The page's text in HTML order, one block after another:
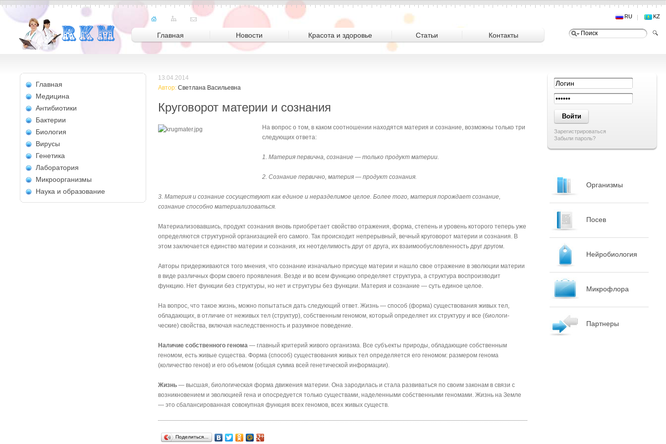
RU KZ
Главная Новости Красота и здоровье Статьи Контакты
Главная
Медицина
Антибиотики
Бактерии
Биология
Вирусы
Генетика
Лаборатория
Микроорганизмы
Наука и образование
Зарегистрироваться
Забыли пароль?
Организмы
Посев
Нейробиология
Микрофлора
Партнеры
13.04.2014
Автор: Светлана Васильевна
Круговорот материи и созна­ния
На вопрос о том, в каком соотношении находятся материя и сознание, возможны только три
следующих ответа:
1. Материя первична, сознание — только продукт материи.
2. Сознание первично, материя — продукт сознания.
3. Материя и сознание сосуществуют как единое и неразделимое целое. Более того, материя порождает сознание,
сознание способно материализоваться.
Материализовавшись, продукт сознания вновь приобретает свойство отражения, форма, степень и уровень которого теперь уже
определяются структурной организа­цией его самого. Так происходит непрерывный, вечный круговорот материи и созна­ния. В
этом заключается единство материи и сознания, их неотделимость друг от друга, их взаимообусловленность друг другом.
Авторы придерживаются того мнения, что сознание изначально присуще мате­рии и нашло свое отражение в эволюции материи
в виде различных форм своего проявления. Везде и во всем функцию определяет структура, а структура воспроиз­водит
функцию. Нет функции без структуры, но нет и структуры без функции. Мате­рия и сознание — суть единое целое.
На вопрос, что такое жизнь, можно попытаться дать следующий ответ. Жизнь — способ (форма) существования живых тел,
обладающих, в отличие от неживых тел (структур), собственным геномом, который определяет их структуру и все (биологи­
ческие) свойства, включая наследственность и разумное поведение.
Наличие соб­ственного генома — главный критерий живого организма. Все субъекты природы, обладающие собственным
геномом, есть живые существа. Форма (способ) существо­вания живых тел определяется его геномом: размером генома
(количество генов) и его объемом (общая сумма всей генетической информации).
Жизнь — высшая, биологическая форма движения материи. Она зародилась и стала развиваться по своим законам в связи с
возникновением и эволюцией гена и опосредуется только существами, наделенными собственными геномами. Жизнь на Земле
— это сбалансированная совокупная функция всех геномов, всех живых су­ществ.
Поделиться…